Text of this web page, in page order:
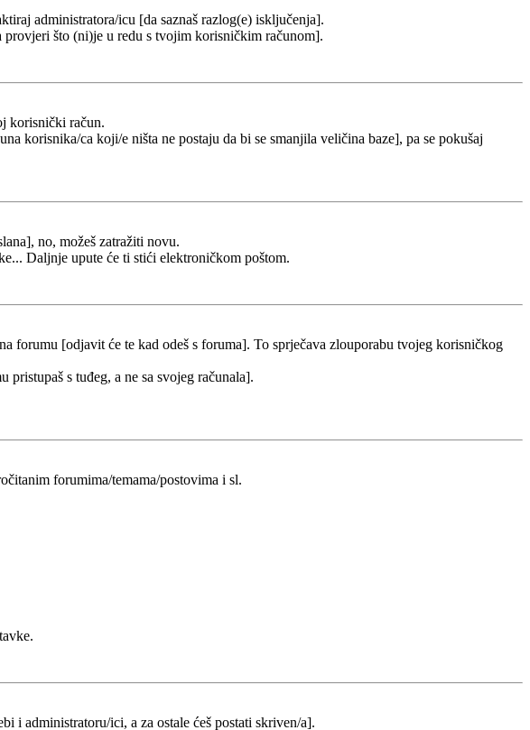
administratora/icu [da saznaš razlog(e) isključenja].
što (ni)je u redu s tvojim korisničkim računom].
korisnički račun.
korisnika/ca koji/e ništa ne postaju da bi se smanjila veličina baze], pa se pokušaj
no, možeš zatražiti novu.
Daljnje upute će ti stići elektroničkom poštom.
forumu [odjavit će te kad odeš s foruma]. To sprječava zlouporabu tvojeg korisničkog
s tuđeg, a ne sa svojeg računala].
forumima/temama/postovima i sl.
i administratoru/ici, a za ostale ćeš postati skriven/a].